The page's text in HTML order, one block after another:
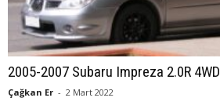
2005-2007 Subaru Impreza 2.0R 4WD
Çağkan Er - 2 Mart 2022